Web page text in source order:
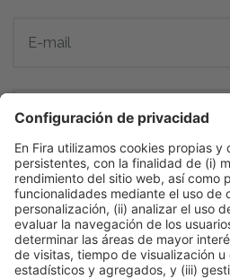
He leído y acepto lapolítica de privacidad